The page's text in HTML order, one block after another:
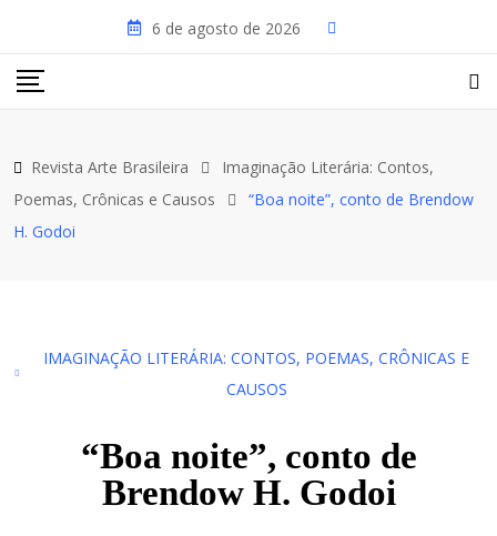
6 de agosto de 2026
Revista Arte Brasileira
Imaginação Literária: Contos,
Poemas, Crônicas e Causos
“Boa noite”, conto de Brendow
H. Godoi
IMAGINAÇÃO LITERÁRIA: CONTOS, POEMAS, CRÔNICAS E
CAUSOS
“Boa noite”, conto de
Brendow H. Godoi